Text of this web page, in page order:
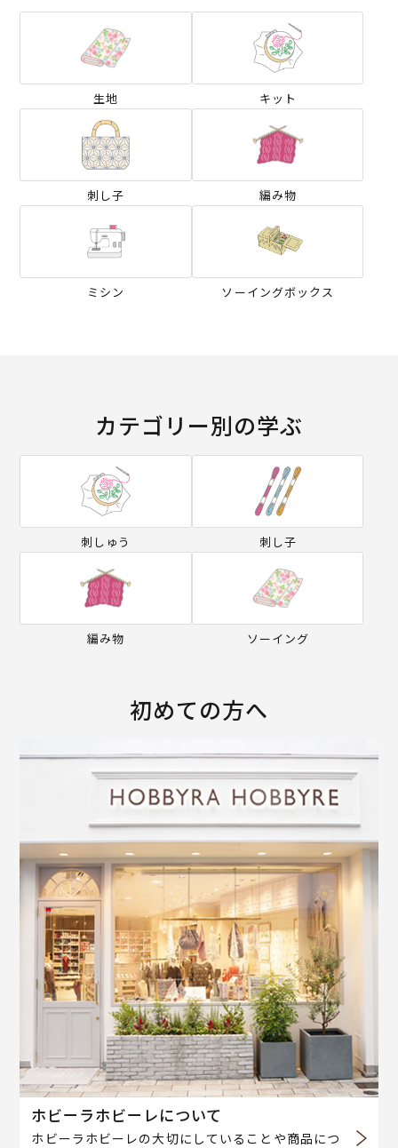
生地 キット
刺し子 編み物
ミシン ソーイングボックス
カテゴリー別の学ぶ
刺しゅう 刺し子
編み物 ソーイング
初めての方へ
ホビーラホビーレについて
ホビーラホビーレの大切にしていることや商品につ